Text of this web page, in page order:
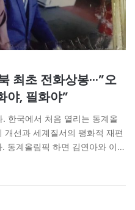
초 전화상봉···”오
야, 필화야”
한국에서 처음 열리는 동계올
개선과 세계질서의 평화적 재편
동계올림픽 하면 김연아와 이상
. 그런데 근 반세기 전에 이미 한
수가 있었다. 북한 출신의…